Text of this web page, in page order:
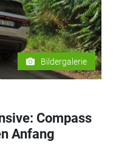
Bildergalerie
Compass
Anfang